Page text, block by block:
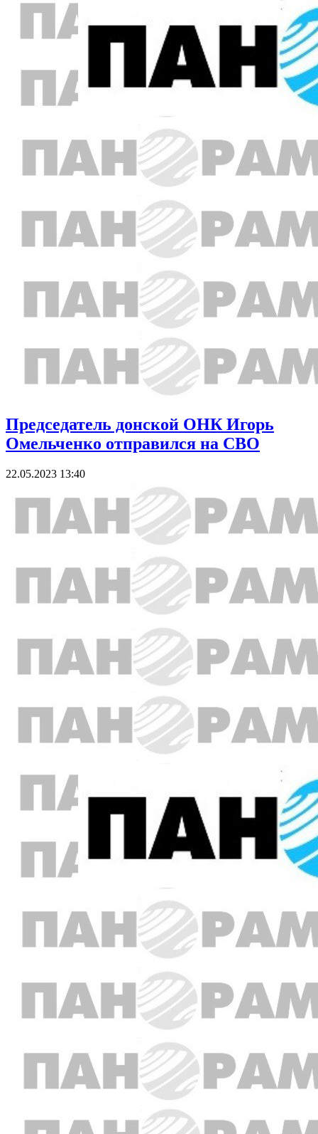
Председатель донской ОНК Игорь
Омельченко отправился на СВО
22.05.2023 13:40